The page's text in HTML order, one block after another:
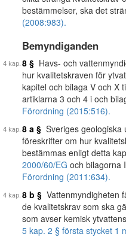
bestämmelser, ska det
(2008:983).
Bemyndiganden
8 § Havs- och
hur kvalitetskraven för
kapitel och bilaga V och X
artiklarna 3 och 4 i och
Förordning (2015:516).
8 a § Sveriges
föreskrifter om hur
bestämmas enligt detta
2000/60/EG och bilagorna
Förordning (2011:634).
8 b § Vattenmyndigheten
de kvalitetskrav som ska
som avser kemisk
5 kap. 2 § första stycket 1